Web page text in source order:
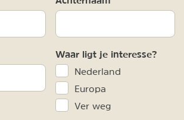
Waar ligt je interesse?
Nederland
Europa
Ver weg